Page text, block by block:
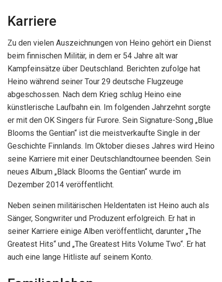
Karriere
Zu den vielen Auszeichnungen von Heino gehört ein Dienst
beim finnischen Militär, in dem er 54 Jahre alt war
Kampfeinsätze über Deutschland. Berichten zufolge hat
Heino während seiner Tour 29 deutsche Flugzeuge
abgeschossen. Nach dem Krieg schlug Heino eine
künstlerische Laufbahn ein. Im folgenden Jahrzehnt sorgte
er mit den OK Singers für Furore. Sein Signature-Song „Blue
Blooms the Gentian“ ist die meistverkaufte Single in der
Geschichte Finnlands. Im Oktober dieses Jahres wird Heino
seine Karriere mit einer Deutschlandtournee beenden. Sein
neues Album „Black Blooms the Gentian“ wurde im
Dezember 2014 veröffentlicht.
Neben seinen militärischen Heldentaten ist Heino auch als
Sänger, Songwriter und Produzent erfolgreich. Er hat in
seiner Karriere einige Alben veröffentlicht, darunter „The
Greatest Hits“ und „The Greatest Hits Volume Two“. Er hat
auch eine lange Hitliste auf seinem Konto.